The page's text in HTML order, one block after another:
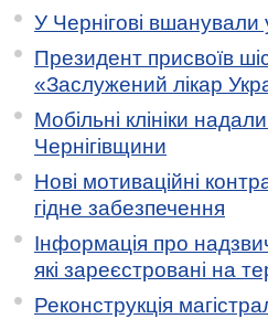
У Чернігові вшанували
Президент присвоїв
«Заслужений лікар
Мобільні клініки
Чернігівщини
Нові мотиваційні
гідне забезпечення
Інформація про
які зареєстровані на
Реконструкція